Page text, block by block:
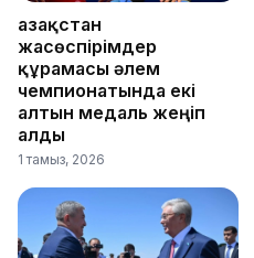
Қазақстан
жасөспірімдер
құрамасы әлем
чемпионатында екі
алтын медаль жеңіп
алды
1 тамыз, 2026